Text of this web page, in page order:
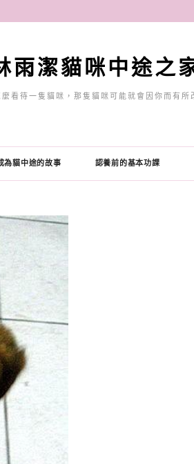
雨潔貓咪中途之
看待一隻貓咪，那隻貓咪可能就會因你而有
為貓中途的故事 認養前的基本功課